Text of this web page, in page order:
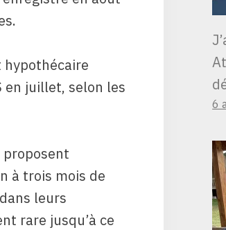
hypothécaire
en juillet, selon les
proposent
à trois mois de
leurs
rare jusqu’à ce
6